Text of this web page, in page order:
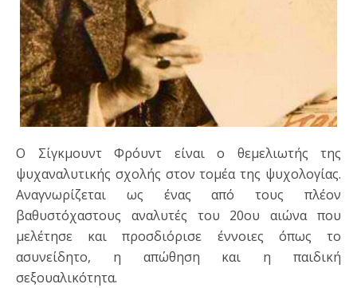
Ο Σίγκμουντ Φρόυντ είναι ο θεμελιωτής της
ψυχαναλυτικής σχολής στον τομέα της ψυχολογίας.
Αναγνωρίζεται ως ένας από τους πλέον
βαθυστόχαστους αναλυτές του 20ου αιώνα που
μελέτησε και προσδιόρισε έννοιες όπως το
ασυνείδητο, η απώθηση και η παιδική
σεξουαλικότητα.